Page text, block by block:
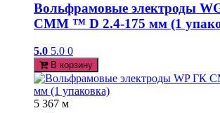
Вольфрамовые электроды
СММ ™ D 2.4-175 мм (1
5.0 5.0 0
В корзину
5 367 м